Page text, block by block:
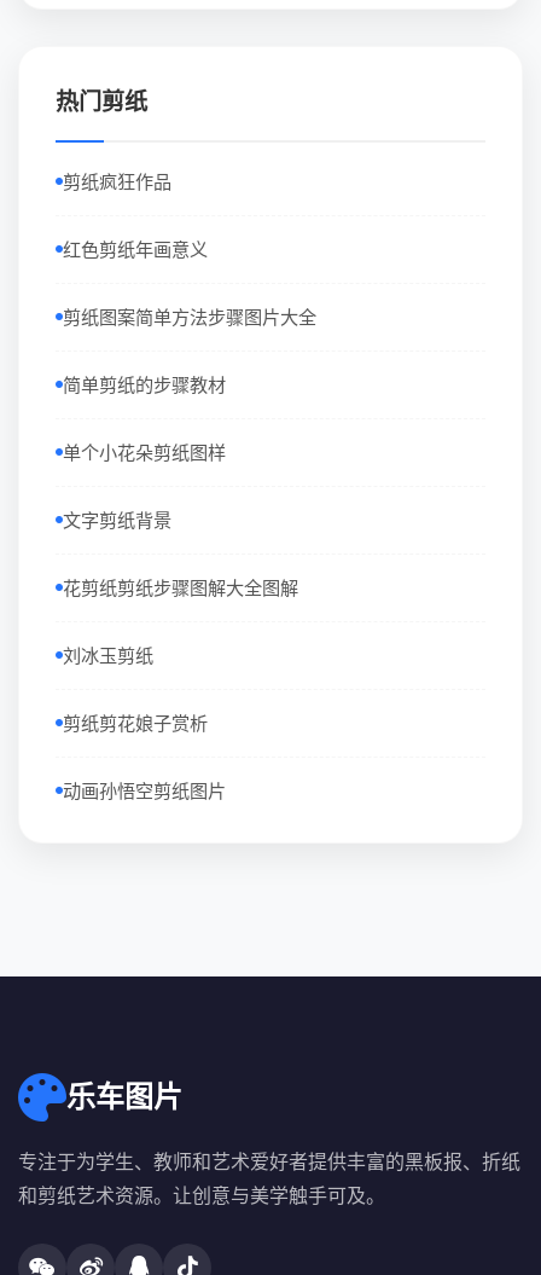
热门剪纸
剪纸疯狂作品
红色剪纸年画意义
剪纸图案简单方法步骤图片大全
简单剪纸的步骤教材
单个小花朵剪纸图样
文字剪纸背景
花剪纸剪纸步骤图解大全图解
刘冰玉剪纸
剪纸剪花娘子赏析
动画孙悟空剪纸图片
乐车图片
专注于为学生、教师和艺术爱好者提供丰富的黑板报、折纸
和剪纸艺术资源。让创意与美学触手可及。